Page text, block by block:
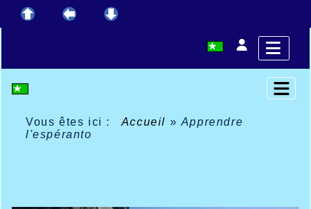
Vous êtes ici : Accueil » Apprendre
l'espéranto